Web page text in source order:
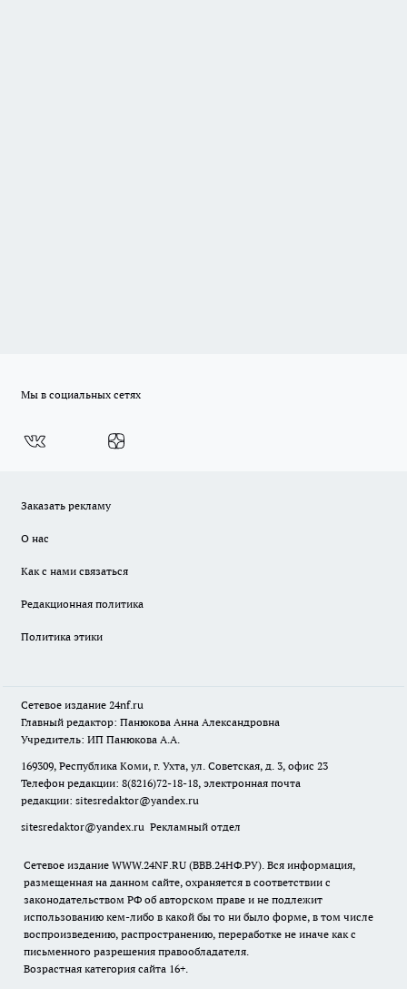
Мы в социальных сетях
Заказать рекламу
О нас
Как с нами связаться
Редакционная политика
Политика этики
Сетевое издание 24nf.ru
Главный редактор: Панюкова Анна Александровна
Учредитель: ИП Панюкова А.А.
169309, Республика Коми, г. Ухта, ул. Советская, д. 3, офис 23
Телефон редакции: 8(8216)72-18-18, электронная почта
редакции: sitesredaktor@yandex.ru
sitesredaktor@yandex.ru Рекламный отдел
Сетевое издание WWW.24NF.RU (ВВВ.24НФ.РУ). Вся информация,
размещенная на данном сайте, охраняется в соответствии с
законодательством РФ об авторском праве и не подлежит
использованию кем-либо в какой бы то ни было форме, в том числе
воспроизведению, распространению, переработке не иначе как с
письменного разрешения правообладателя.
Возрастная категория сайта 16+.